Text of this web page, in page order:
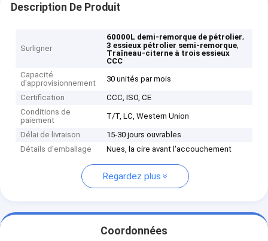
Description De Produit
Surligner
60000L demi-remorque de pétrolier,
3 essieux pétrolier semi-remorque,
Traîneau-citerne à trois essieux
CCC
Capacité
d'approvisionnement
30 unités par mois
Certification
CCC, ISO, CE
Conditions de
paiement
T/T, LC, Western Union
Délai de livraison
15-30 jours ouvrables
Détails d'emballage
Nues, la cire avant l'accouchement
Regardez plus
Coordonnées